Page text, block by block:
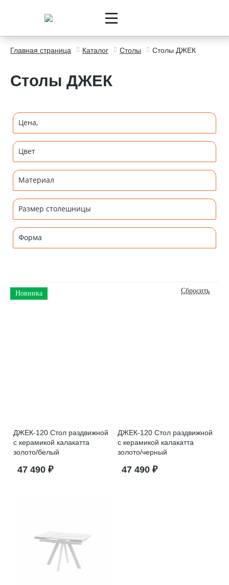
Главная страница Каталог Столы Столы ДЖЕК
Столы ДЖЕК
Новинка
Цена,
Цвет
Материал
Размер столешницы
Форма
ДЖЕК-120 Стол раздвижной
с керамикой калакатта
золото/белый
47 490 ₽
ДЖЕК-120 Стол раздвижной
с керамикой калакатта
золото/черный
47 490 ₽